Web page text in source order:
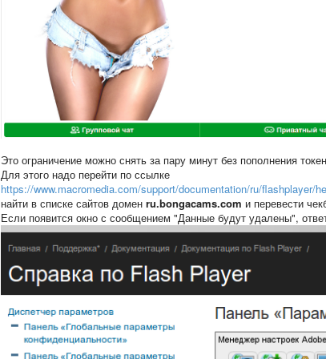
Это ограничение можно снять за пару минут без пополнения
Для этого надо перейти по ссылке
https://www.macromedia.com/support/documentation/ru/flashplayer/
найти в списке сайтов домен ru.bongacams.com и перевести
Если появится окно с сообщением "Данные будут удалены",